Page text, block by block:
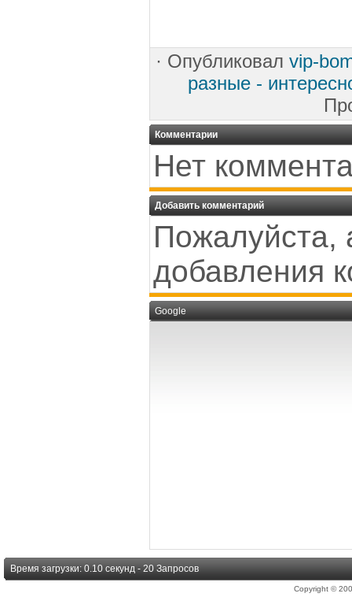
· Опубликовал vip-
разные -
Комментарии
Нет
Добавить комментарий
Пожалуйста,
добавления
Google
Время загрузки: 0.10 секунд - 20 Запросов
Copyright ©